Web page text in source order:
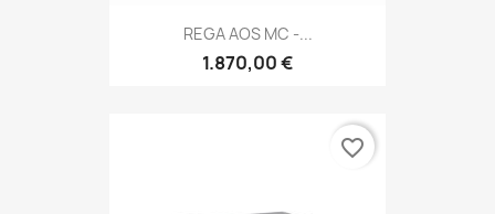
REGA AOS MC -...
1.870,00 €
favorite_border